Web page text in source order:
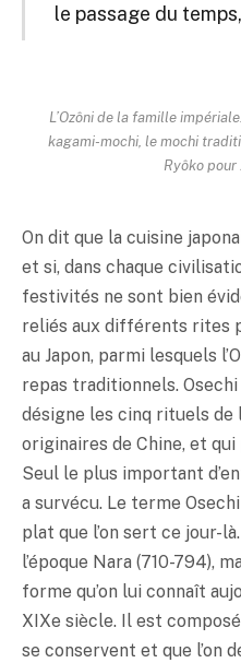
le passage du
L’Ozôni de la famille
kagami-mochi, le mochi
Ryôko pour
On dit que la cuisine
et si, dans chaque
festivités ne sont bien
reliés aux différents rites
au Japon, parmi lesquels
repas traditionnels.
désigne les cinq rituels de
originaires de Chine, et
Seul le plus important
a survécu. Le terme
plat que l’on sert ce jour-
l’époque Nara (710-794),
forme qu’on lui connaît
XIXe siècle. Il est
se conservent et que l’on